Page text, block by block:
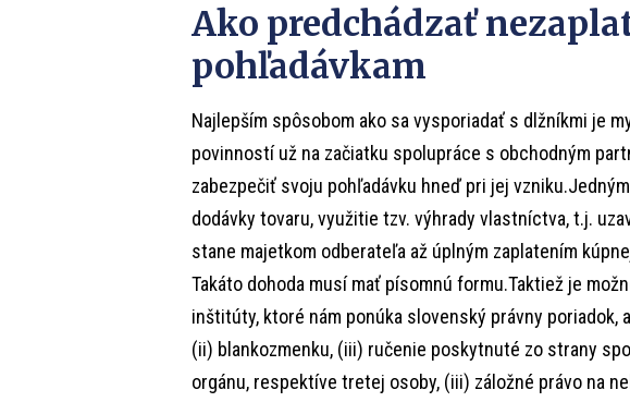
Ako predchádzať
pohľadávkam
Najlepším spôsobom ako sa vysporiadať s dlžníkmi je
povinností už na začiatku spolupráce s obchodným
zabezpečiť svoju pohľadávku hneď pri jej
dodávky tovaru, využitie tzv. výhrady vlastníctva, t.j.
stane majetkom odberateľa až úplným zaplatením
Takáto dohoda musí mať písomnú formu.Taktiež je
inštitúty, ktoré nám ponúka slovenský právny poriadok,
(ii) blankozmenku, (iii) ručenie poskytnuté zo strany
orgánu, respektíve tretej osoby, (iii) záložné právo na